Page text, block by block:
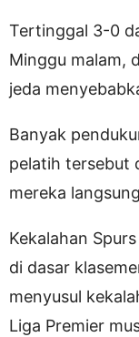
Tertinggal 3-0
Minggu malam,
jeda
Banyak
pelatih tersebut
mereka
Kekalahan
di dasar
menyusul
Liga Premier